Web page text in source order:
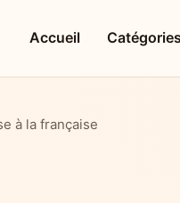
Accueil Catégories
à la française